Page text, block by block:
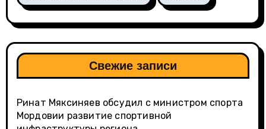
Свежие записи
Ринат Мяксиняев обсудил с министром спорта
Мордовии развитие спортивной